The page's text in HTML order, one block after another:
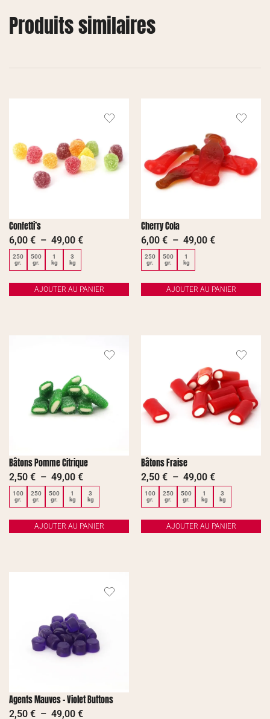
Produits similaires
Confetti’s
6,00 € – 49,00 €
250
gr.
500
gr.
1
kg
3
kg
AJOUTER AU PANIER
Cherry Cola
6,00 € – 49,00 €
250
gr.
500
gr.
1
kg
AJOUTER AU PANIER
Bâtons Pomme Citrique
2,50 € – 49,00 €
100
gr.
250
gr.
500
gr.
1
kg
3
kg
AJOUTER AU PANIER
Bâtons Fraise
2,50 € – 49,00 €
100
gr.
250
gr.
500
gr.
1
kg
3
kg
AJOUTER AU PANIER
Agents Mauves – Violet Buttons
2,50 € – 49,00 €